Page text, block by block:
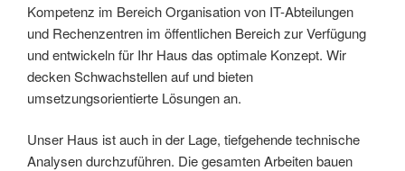
Kompetenz im Bereich Organisation von IT-Abteilungen
und Rechenzentren im öffentlichen Bereich zur Verfügung
und entwickeln für Ihr Haus das optimale Konzept. Wir
decken Schwachstellen auf und bieten
umsetzungsorientierte Lösungen an.
Unser Haus ist auch in der Lage, tiefgehende technische
Analysen durchzuführen. Die gesamten Arbeiten bauen